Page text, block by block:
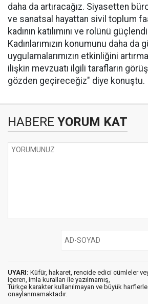
daha da artıracağız. Siyasetten
ve sanatsal hayattan sivil toplum
kadının katılımını ve rolünü
Kadınlarımızın konumunu daha da
uygulamalarımızın etkinliğini
ilişkin mevzuatı ilgili tarafların
gözden geçireceğiz" diye konuştu.
HABERE YORUM KAT
UYARI: Küfür, hakaret, rencide edici cümleler
içeren, imla kuralları ile yazılmamış,
Türkçe karakter kullanılmayan ve büyük harflerle
onaylanmamaktadır.